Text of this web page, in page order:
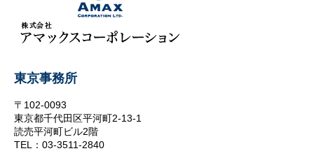
東京事務所
〒102-0093
東京都千代田区平河町2-13-1
読売平河町ビル2階
TEL：03-3511-2840